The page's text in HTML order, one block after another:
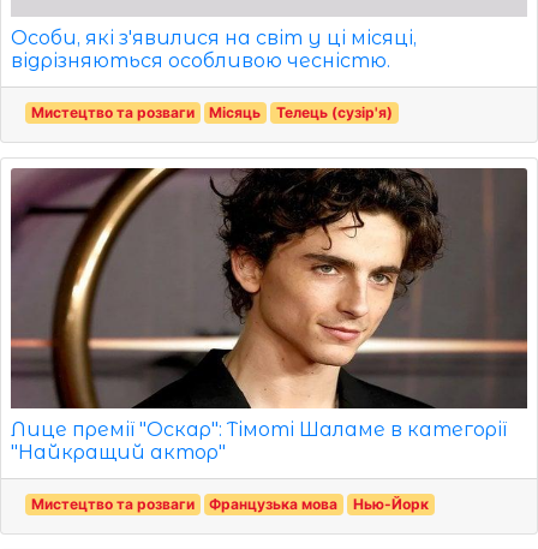
Особи, які з'явилися на світ у ці місяці,
відрізняються особливою чесністю.
Мистецтво та розваги Місяць Телець (сузір'я)
Лице премії "Оскар": Тімоті Шаламе в категорії
"Найкращий актор"
Мистецтво та розваги Французька мова Нью-Йорк